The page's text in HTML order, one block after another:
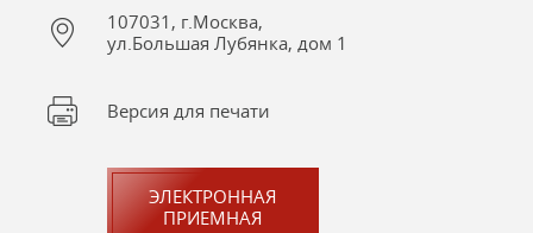
107031, г.Москва,
ул.Большая Лубянка, дом 1
Версия для печати
ЭЛЕКТРОННАЯ
ПРИЕМНАЯ